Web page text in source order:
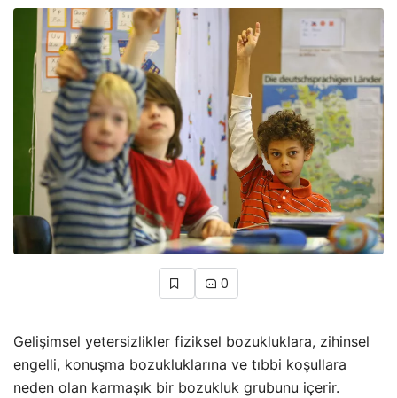
0
Gelişimsel yetersizlikler fiziksel bozukluklara, zihinsel
engelli, konuşma bozukluklarına ve tıbbi koşullara
neden olan karmaşık bir bozukluk grubunu içerir.